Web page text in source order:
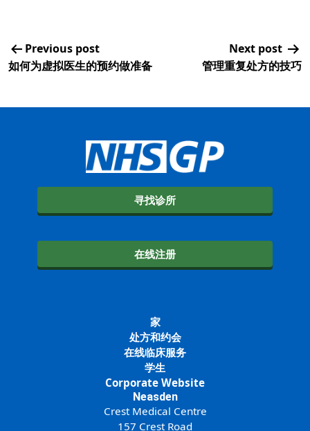
Previous post
如何为虚拟医生的预约做准备
Next post
管理重复处方的技巧
寻找诊所
在线注册
家
处方和约会
在线临床服务
学生
Corporate Website
Neasden
Crest Medical Centre
157 Crest Road